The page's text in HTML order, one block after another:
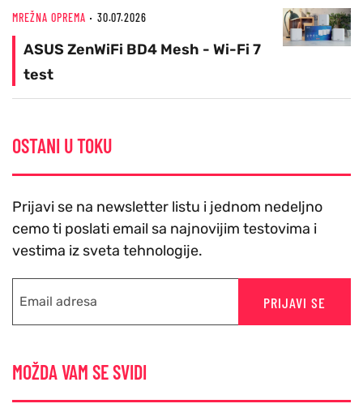
MREŽNA OPREMA 30.07.2026
ASUS ZenWiFi BD4 Mesh - Wi-Fi 7
test
OSTANI U TOKU
Prijavi se na newsletter listu i jednom nedeljno
cemo ti poslati email sa najnovijim testovima i
vestima iz sveta tehnologije.
PRIJAVI SE
MOŽDA VAM SE SVIDI